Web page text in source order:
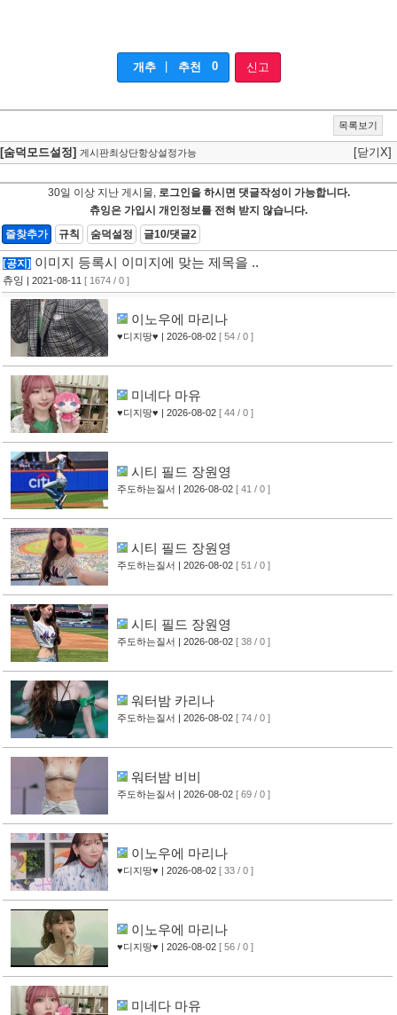
개추 추천 0 신고
목록보기
[숨덕모드설정] 게시판최상단항상설정가능 [닫기X]
30일 이상 지난 게시물, 로그인을 하시면 댓글작성이 가능합니다.
츄잉은 가입시 개인정보를 전혀 받지 않습니다.
즐찾추가
규칙 숨덕설정 글10/댓글2
[공지] 이미지 등록시 이미지에 맞는 제목을 ..
츄잉 | 2021-08-11 [ 1674 / 0 ]
이노우에 마리나
♥디지땅♥ | 2026-08-02 [ 54 / 0 ]
미네다 마유
♥디지땅♥ | 2026-08-02 [ 44 / 0 ]
시티 필드 장원영
주도하는질서 | 2026-08-02 [ 41 / 0 ]
시티 필드 장원영
주도하는질서 | 2026-08-02 [ 51 / 0 ]
시티 필드 장원영
주도하는질서 | 2026-08-02 [ 38 / 0 ]
워터밤 카리나
주도하는질서 | 2026-08-02 [ 74 / 0 ]
워터밤 비비
주도하는질서 | 2026-08-02 [ 69 / 0 ]
이노우에 마리나
♥디지땅♥ | 2026-08-02 [ 33 / 0 ]
이노우에 마리나
♥디지땅♥ | 2026-08-02 [ 56 / 0 ]
미네다 마유